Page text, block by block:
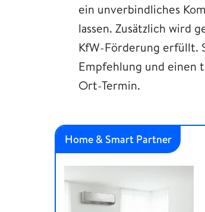
ein unverbindliches
lassen. Zusätzlich wird
KfW-Förderung erfüllt.
Empfehlung und einen
Ort-Termin.
Home & Smart Partner